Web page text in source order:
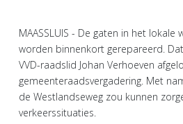
MAASSLUIS - De gaten in het lokale
worden binnenkort gerepareerd.
VVD-raadslid Johan Verhoeven
gemeenteraadsvergadering. Met
de Westlandseweg zou kunnen
verkeerssituaties.